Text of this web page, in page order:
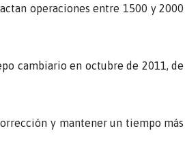
operaciones entre 1500 y 2000
cambiario en octubre de 2011, de
y mantener un tiempo más